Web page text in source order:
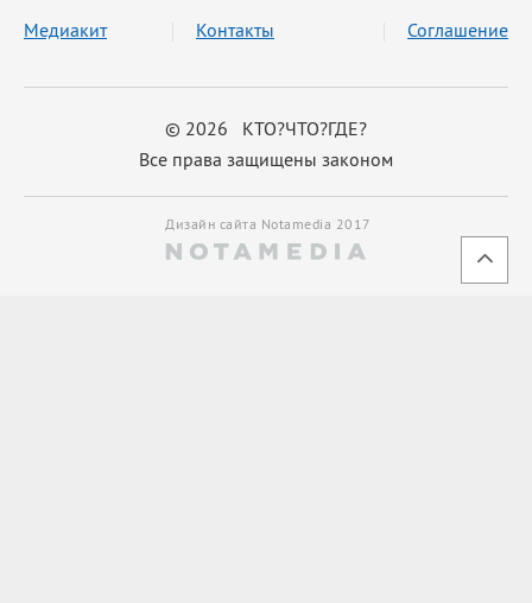
© 2026 КТО?ЧТО?ГДЕ?
Все права защищены законом
Медиакит Контакты Соглашение
Дизайн сайта Notamedia 2017